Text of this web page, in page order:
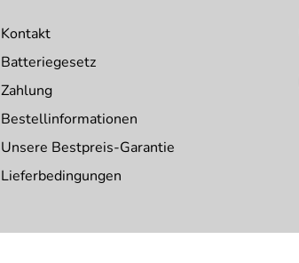
Kontakt
Batteriegesetz
Zahlung
Bestellinformationen
Unsere Bestpreis-Garantie
Lieferbedingungen